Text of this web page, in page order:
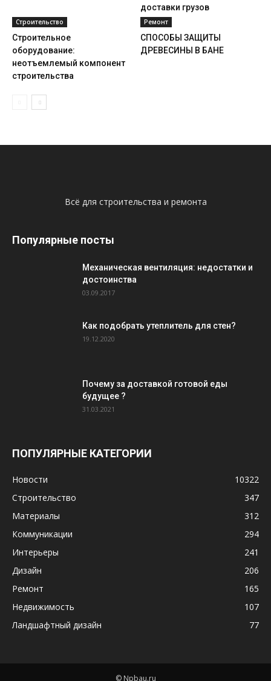
доставки грузов
Строительство
Строительное
оборудование:
неотъемлемый компонент
строительства
Ремонт
СПОСОБЫ ЗАЩИТЫ
ДРЕВЕСИНЫ В БАНЕ
Всё для строительства и ремонта
Популярные посты
Механическая вентиляция: недостатки и
достоинства
03.09.2017
Как подобрать утеплитель для стен?
19.12.2020
Почему за доставкой готовой еды
будущее ?
31.03.2021
ПОПУЛЯРНЫЕ КАТЕГОРИИ
Новости
10322
Строительство
347
Материалы
312
Коммуникации
294
Интерьеры
241
Дизайн
206
Ремонт
165
Недвижимость
107
Ландшафтный дизайн
77
© Npbau.ru